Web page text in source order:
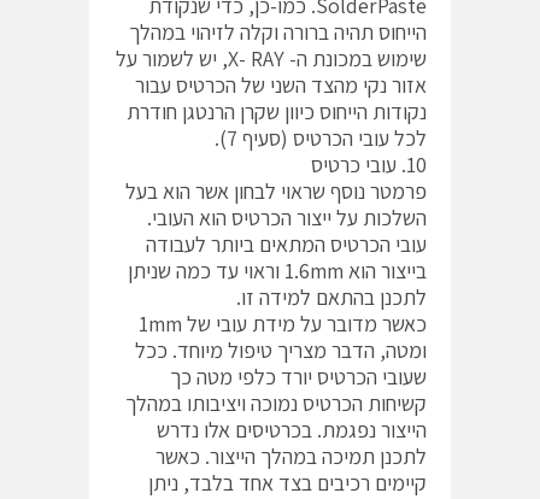
הייחוס תהיה ברורה וקלה לזיהוי במהלך
שימוש במכונת ה- X- RAY, יש לשמור על
אזור נקי מהצד השני של הכרטיס עבור
נקודות הייחוס כיוון שקרן הרנטגן חודרת
לכל עובי הכרטיס (סעיף 7).
10. עובי כרטיס
פרמטר נוסף שראוי לבחון אשר הוא בעל
השלכות על ייצור הכרטיס הוא העובי.
עובי הכרטיס המתאים ביותר לעבודה
בייצור הוא 1.6mm וראוי עד כמה שניתן
לתכנן בהתאם למידה זו.
כאשר מדובר על מידת עובי של 1mm
ומטה, הדבר מצריך טיפול מיוחד. ככל
שעובי הכרטיס יורד כלפי מטה כך
קשיחות הכרטיס נמוכה ויציבותו במהלך
הייצור נפגמת. בכרטיסים אלו נדרש
לתכנן תמיכה במהלך הייצור. כאשר
קיימים רכיבים בצד אחד בלבד, ניתן